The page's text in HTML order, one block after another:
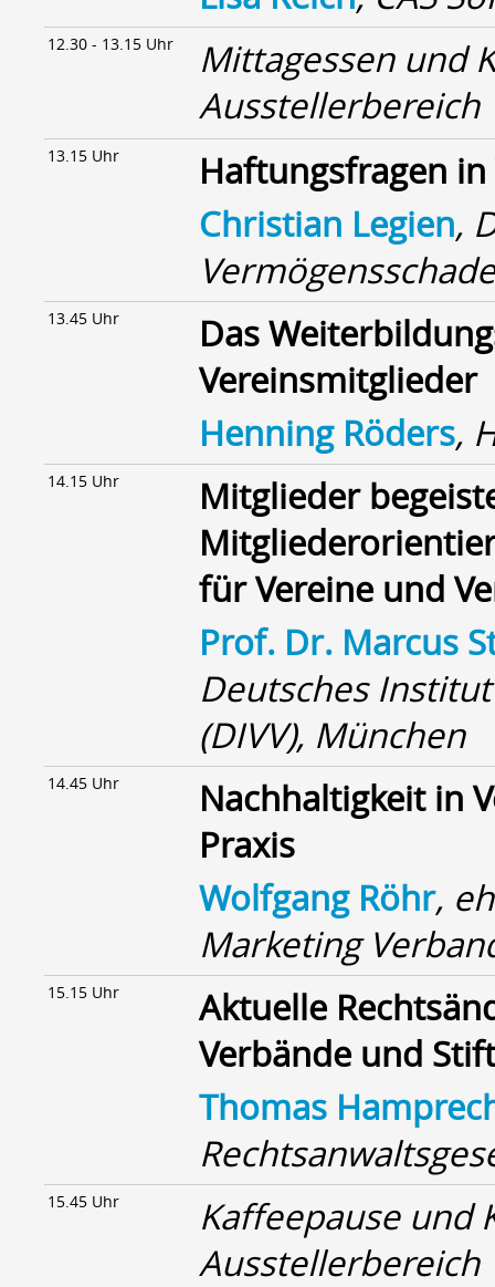
12.30 - 13.15 Uhr
Mittagessen und
Ausstellerbereich
13.15 Uhr
Haftungsfragen
Christian Legien,
13.45 Uhr
Das
Vereinsmitglieder
Henning Röders,
14.15 Uhr
Mitglieder
für Vereine und
Prof. Dr. Marcus
Deutsches
(DIVV), München
14.45 Uhr
Nachhaltigkeit in
Praxis
Wolfgang Röhr,
Marketing
15.15 Uhr
Aktuelle
Verbände und
Thomas
15.45 Uhr
Kaffeepause und
Ausstellerbereich